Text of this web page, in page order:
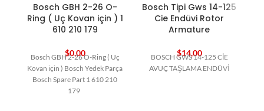
Bosch GBH 2-26 O-
Ring ( Uç Kovan için ) 1
610 210 179
$0,00
Bosch GBH 2-26 O-Ring ( Uç
Kovan için ) Bosch Yedek Parça
Bosch Spare Part 1 610 210
179
Bosch Tipi Gws 14-125
Cie Endüvi Rotor
Armature
$14,00
BOSCH GWS 14-125 CİE
AVUÇ TAŞLAMA ENDÜVİ